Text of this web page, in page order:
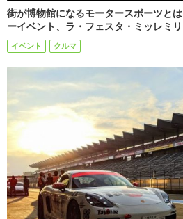
街が博物館になるモータースポーツと
ーイベント、ラ・フェスタ・ミッレミリ
イベント クルマ